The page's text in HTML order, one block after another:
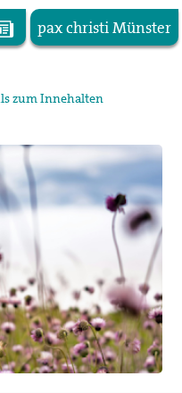
pax christi Münster
zum Innehalten